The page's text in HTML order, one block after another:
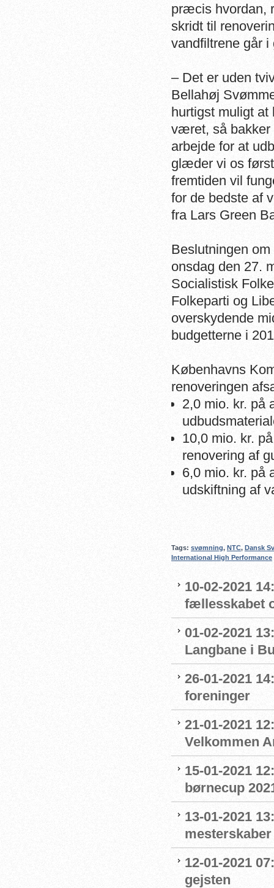
præcis hvordan,
skridt til
vandfiltrene går
– Det er uden
Bellahøj
hurtigst muligt
været, så bakker
arbejde for at
glæder vi os
fremtiden vil
for de bedste af
fra Lars Green
Beslutningen
onsdag den 27.
Socialistisk
Folkeparti og
overskydende
budgetterne i
Københavns
renoveringen
2,0 mio. kr. på
10,0 mio. kr.
renovering af
6,0 mio. kr. på
udskiftning af
Tags: svømning, NTC, Dansk
International High Performance
10-02-2021
fællesskabet
01-02-2021
Langbane i
26-01-2021
foreninger
21-01-2021
Velkommen
15-01-2021
børnecup
13-01-2021
mesterskaber
12-01-2021
gejsten